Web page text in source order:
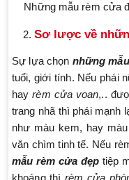
Những mẫu rèm cửa
Sơ lược về
Sự lựa chọn những
tuổi, giới tính. Nếu phái
hayrèm cửa voan,..
trang nhã thì phái mạnh
như màu kem, hay
văn chìm tinh tế. Nếu
mẫu rèm cửa đẹp tiệp